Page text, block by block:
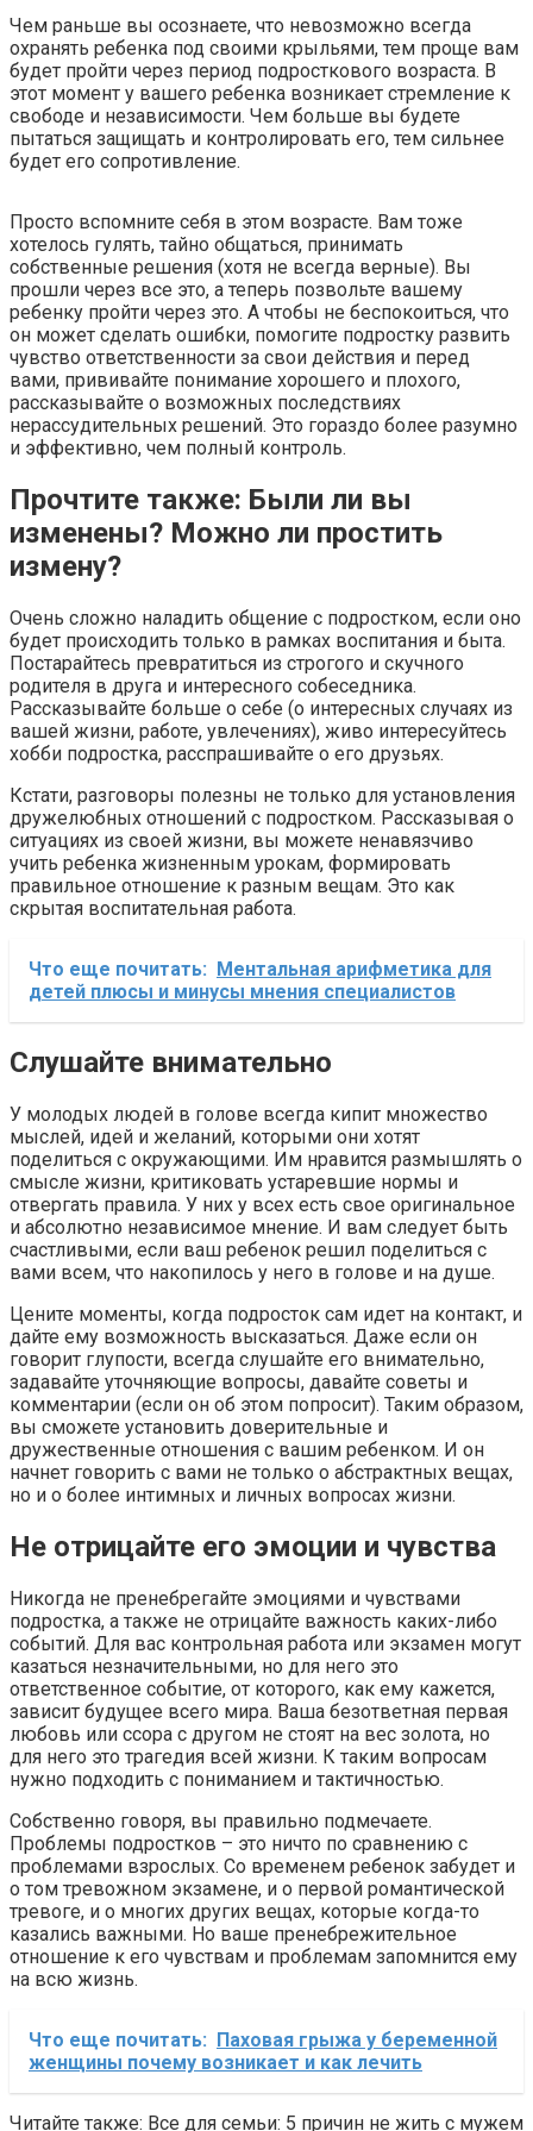
Чем раньше вы осознаете, что невозможно всегда
охранять ребенка под своими крыльями, тем проще вам
будет пройти через период подросткового возраста. В
этот момент у вашего ребенка возникает стремление к
свободе и независимости. Чем больше вы будете
пытаться защищать и контролировать его, тем сильнее
будет его сопротивление.
Просто вспомните себя в этом возрасте. Вам тоже
хотелось гулять, тайно общаться, принимать
собственные решения (хотя не всегда верные). Вы
прошли через все это, а теперь позвольте вашему
ребенку пройти через это. А чтобы не беспокоиться, что
он может сделать ошибки, помогите подростку развить
чувство ответственности за свои действия и перед
вами, прививайте понимание хорошего и плохого,
рассказывайте о возможных последствиях
нерассудительных решений. Это гораздо более разумно
и эффективно, чем полный контроль.
Прочтите также: Были ли вы
изменены? Можно ли простить
измену?
Очень сложно наладить общение с подростком, если оно
будет происходить только в рамках воспитания и быта.
Постарайтесь превратиться из строгого и скучного
родителя в друга и интересного собеседника.
Рассказывайте больше о себе (о интересных случаях из
вашей жизни, работе, увлечениях), живо интересуйтесь
хобби подростка, расспрашивайте о его друзьях.
Кстати, разговоры полезны не только для установления
дружелюбных отношений с подростком. Рассказывая о
ситуациях из своей жизни, вы можете ненавязчиво
учить ребенка жизненным урокам, формировать
правильное отношение к разным вещам. Это как
скрытая воспитательная работа.
Что еще почитать:
Ментальная арифметика для
детей плюсы и минусы мнения специалистов
Слушайте внимательно
У молодых людей в голове всегда кипит множество
мыслей, идей и желаний, которыми они хотят
поделиться с окружающими. Им нравится размышлять о
смысле жизни, критиковать устаревшие нормы и
отвергать правила. У них у всех есть свое оригинальное
и абсолютно независимое мнение. И вам следует быть
счастливыми, если ваш ребенок решил поделиться с
вами всем, что накопилось у него в голове и на душе.
Цените моменты, когда подросток сам идет на контакт, и
дайте ему возможность высказаться. Даже если он
говорит глупости, всегда слушайте его внимательно,
задавайте уточняющие вопросы, давайте советы и
комментарии (если он об этом попросит). Таким образом,
вы сможете установить доверительные и
дружественные отношения с вашим ребенком. И он
начнет говорить с вами не только о абстрактных вещах,
но и о более интимных и личных вопросах жизни.
Не отрицайте его эмоции и чувства
Никогда не пренебрегайте эмоциями и чувствами
подростка, а также не отрицайте важность каких-либо
событий. Для вас контрольная работа или экзамен могут
казаться незначительными, но для него это
ответственное событие, от которого, как ему кажется,
зависит будущее всего мира. Ваша безответная первая
любовь или ссора с другом не стоят на вес золота, но
для него это трагедия всей жизни. К таким вопросам
нужно подходить с пониманием и тактичностью.
Собственно говоря, вы правильно подмечаете.
Проблемы подростков – это ничто по сравнению с
проблемами взрослых. Со временем ребенок забудет и
о том тревожном экзамене, и о первой романтической
тревоге, и о многих других вещах, которые когда-то
казались важными. Но ваше пренебрежительное
отношение к его чувствам и проблемам запомнится ему
на всю жизнь.
Что еще почитать: Паховая грыжа у беременной
женщины почему возникает и как лечить
Читайте также: Все для семьи: 5 причин не жить с мужем